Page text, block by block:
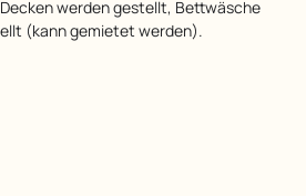
werden gestellt, Bettwäsche
(kann gemietet werden).